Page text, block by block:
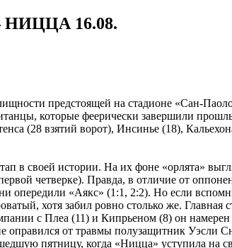
16.08.
предстоящей на стадионе «Сан-
которые феерически завершили
(28 взятий ворот), Инсинье (18),
в своей истории. На их фоне «орлята»
четверке). Правда, в отличие от
«Аякс» (1:1, 2:2). Но если
хотя забил ровно столько же.
с Плеа (11) и Кипрьеном (8) он
от травмы полузащитник Уэсли
пятницу, когда «Ницца» уступила на